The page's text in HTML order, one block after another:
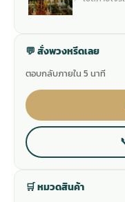
💬 สั่งพวงหรีดเลย
ตอบกลับภายใน 5 นาที
🛒 หมวดสินค้า